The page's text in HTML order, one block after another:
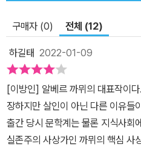
구매자 (0) 전체 (12)
하길태 2022-01-09
[이방인] 알베르 까뮈의 대표작이
장하지만 살인이 아닌 다른 이유들
출간 당시 문학계는 물론 지식사회
실존주의 사상가인 까뮈의 핵심 사